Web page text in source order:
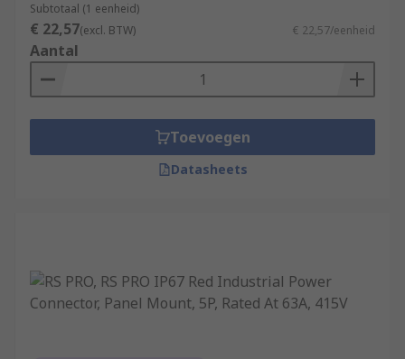
Subtotaal (1 eenheid)
€ 22,57(excl. BTW) € 22,57/eenheid
Aantal
Toevoegen
Datasheets